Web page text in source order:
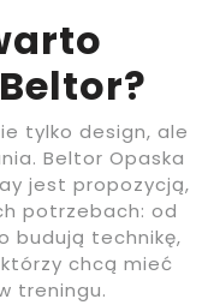
tylko design, ale
Beltor Opaska
jest propozycją,
potrzebach: od
budują technikę,
chcą mieć
treningu.